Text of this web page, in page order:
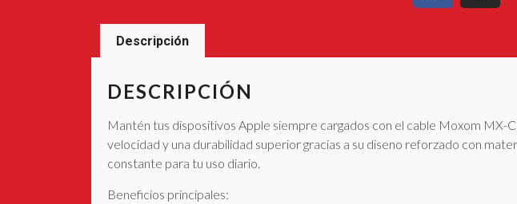
Descripción
DESCRIPCIÓN
Mantén tus dispositivos Apple siempre cargados con el cable Moxom MX-
velocidad y una durabilidad superior gracias a su diseno reforzado con
constante para tu uso diario.
Beneficios principales: